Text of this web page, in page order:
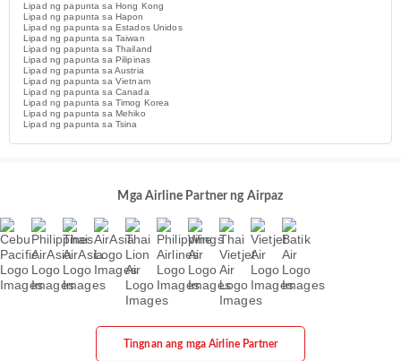
Lipad ng papunta sa Hong Kong
Lipad ng papunta sa Hapon
Lipad ng papunta sa Estados Unidos
Lipad ng papunta sa Taiwan
Lipad ng papunta sa Thailand
Lipad ng papunta sa Pilipinas
Lipad ng papunta sa Austria
Lipad ng papunta sa Vietnam
Lipad ng papunta sa Canada
Lipad ng papunta sa Timog Korea
Lipad ng papunta sa Mehiko
Lipad ng papunta sa Tsina
Mga Airline Partner ng Airpaz
Tingnan ang mga Airline Partner